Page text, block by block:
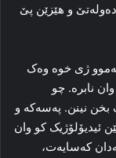
و هێزێن پێ
٥-٦ پارتی هه‌نه‌. هه‌موو ژی خوه‌ وه‌ک
نابره‌. چو
بخن نینن. پەسەکە و
ئیدیۆلۆژیک کو وان
که‌سایه‌ت،